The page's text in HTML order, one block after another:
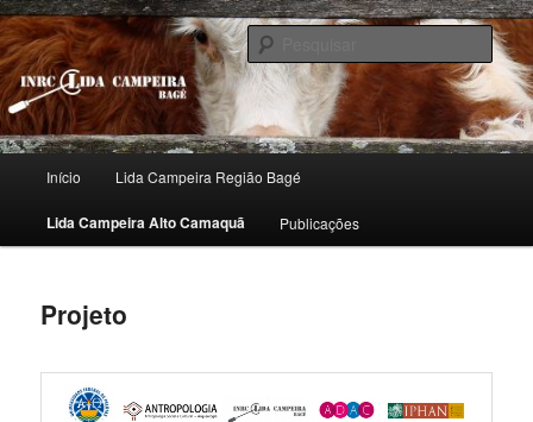
Pular
para
o
conteúdo
principalINRC – Lida Campeira
Inventário Nacional de Referências Culturais
principal
Início Lida Campeira Região Bagé
Lida Campeira Alto Camaquã Publicações
Projeto